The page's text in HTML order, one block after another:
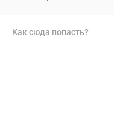
Как сюда попасть?